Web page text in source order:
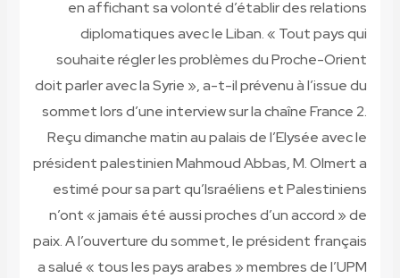
en affichant sa volonté d’établir des relations
diplomatiques avec le Liban. « Tout pays qui
souhaite régler les problèmes du Proche-Orient
doit parler avec la Syrie », a-t-il prévenu à l’issue du
sommet lors d’une interview sur la chaîne France 2.
Reçu dimanche matin au palais de l’Elysée avec le
président palestinien Mahmoud Abbas, M. Olmert a
estimé pour sa part qu’Israéliens et Palestiniens
n’ont « jamais été aussi proches d’un accord » de
paix. A l’ouverture du sommet, le président français
a salué « tous les pays arabes » membres de l’UPM